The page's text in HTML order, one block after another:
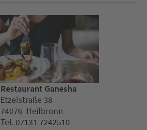
Restaurant Ganesha
Etzelstraße 38
74076 Heilbronn
Tel. 07131 7242510